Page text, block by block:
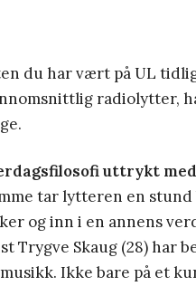
du har vært på UL
radiolytter,
uttrykt med
tar lytteren en
og inn i en annens
Trygve Skaug (28) har
Ikke bare på et